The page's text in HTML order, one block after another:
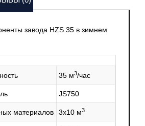
завода HZS 35 в зимнем
35 м3/час
JS750
материалов 3х10 м3